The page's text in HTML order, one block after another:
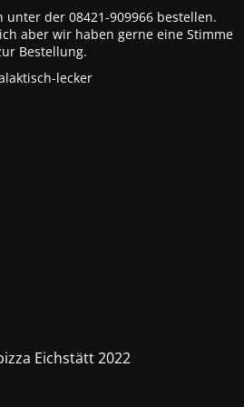
unter der 08421-909966 bestellen.
aber wir haben gerne eine Stimme
Bestellung.
lecker
Eichstätt 2022